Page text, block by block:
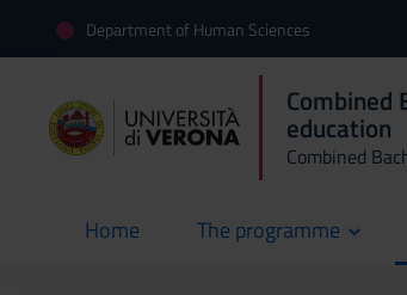
Department of Human Sciences
Combined
education
Combined
Home
current The programme